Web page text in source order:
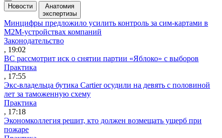
Новости
Анатомия
экспертизы
Минцифры предложило усилить контроль за сим-картами в
M2M-устройствах компаний
Законодательство
, 19:02
ВС рассмотрит иск о снятии партии «Яблоко» с выборов
Практика
, 17:55
Экс-владельца бутика Cartier осудили на девять с половиной
лет за таможенную схему
Практика
, 17:18
Экономколлегия решит, кто должен возмещать ущерб при
пожаре